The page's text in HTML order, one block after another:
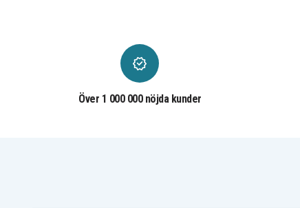
Över 1 000 000 nöjda kunder